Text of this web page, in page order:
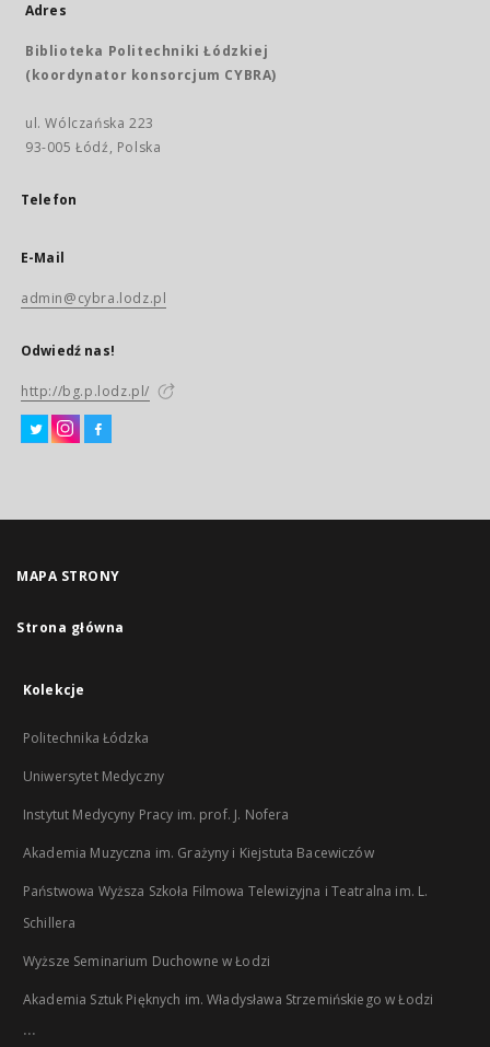
Adres
Biblioteka Politechniki Łódzkiej
(koordynator konsorcjum CYBRA)
ul. Wólczańska 223
93-005 Łódź, Polska
Telefon
E-Mail
admin@cybra.lodz.pl
Odwiedź nas!
http://bg.p.lodz.pl/
MAPA STRONY
Strona główna
Kolekcje
Politechnika Łódzka
Uniwersytet Medyczny
Instytut Medycyny Pracy im. prof. J. Nofera
Akademia Muzyczna im. Grażyny i Kiejstuta Bacewiczów
Państwowa Wyższa Szkoła Filmowa Telewizyjna i Teatralna im. L.
Schillera
Wyższe Seminarium Duchowne w Łodzi
Akademia Sztuk Pięknych im. Władysława Strzemińskiego w Łodzi
...